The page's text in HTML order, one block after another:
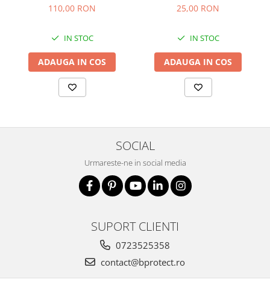
110,00 RON
IN STOC
ADAUGA IN COS
25,00 RON
IN STOC
ADAUGA IN COS
SOCIAL
Urmareste-ne in social media
SUPORT CLIENTI
0723525358
contact@bprotect.ro